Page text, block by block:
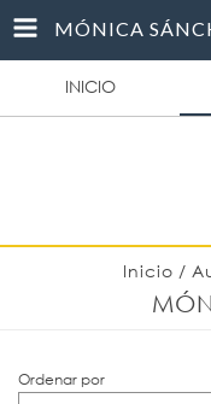
MÓNICA
INICIO
Inicio /
Ordenar por